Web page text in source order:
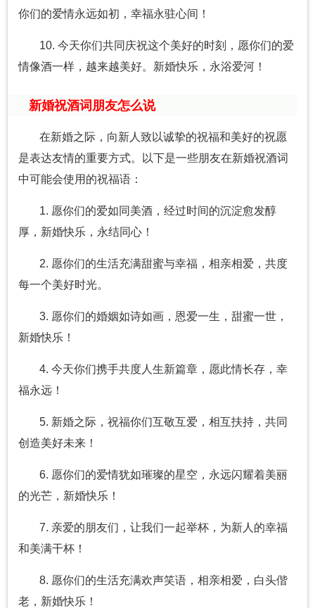
你们的爱情永远如初，幸福永驻心间！
10. 今天你们共同庆祝这个美好的时刻，愿你们的爱
情像酒一样，越来越美好。新婚快乐，永浴爱河！
新婚祝酒词朋友怎么说
在新婚之际，向新人致以诚挚的祝福和美好的祝愿
是表达友情的重要方式。以下是一些朋友在新婚祝酒词
中可能会使用的祝福语：
1. 愿你们的爱如同美酒，经过时间的沉淀愈发醇
厚，新婚快乐，永结同心！
2. 愿你们的生活充满甜蜜与幸福，相亲相爱，共度
每一个美好时光。
3. 愿你们的婚姻如诗如画，恩爱一生，甜蜜一世，
新婚快乐！
4. 今天你们携手共度人生新篇章，愿此情长存，幸
福永远！
5. 新婚之际，祝福你们互敬互爱，相互扶持，共同
创造美好未来！
6. 愿你们的爱情犹如璀璨的星空，永远闪耀着美丽
的光芒，新婚快乐！
7. 亲爱的朋友们，让我们一起举杯，为新人的幸福
和美满干杯！
8. 愿你们的生活充满欢声笑语，相亲相爱，白头偕
老，新婚快乐！